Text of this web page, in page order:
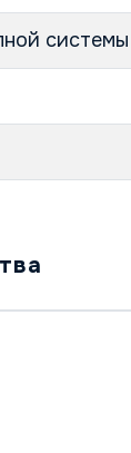
системы